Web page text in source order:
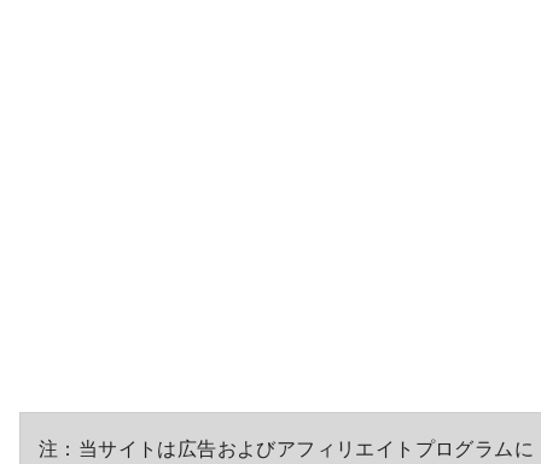
注：当サイトは広告およびアフィリエイトプログラムに